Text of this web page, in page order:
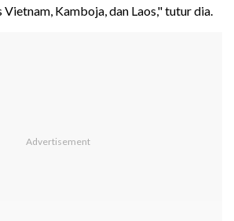
Kamboja, dan Laos," tutur dia.